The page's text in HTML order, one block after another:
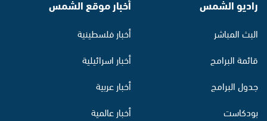
راديو الشمس
البث المباشر
قائمة البرامج
جدول البرامج
بودكاست
أخبار موقع الشمس
أخبار فلسطينية
أخبار اسرائيلية
أخبار عربية
أخبار عالمية